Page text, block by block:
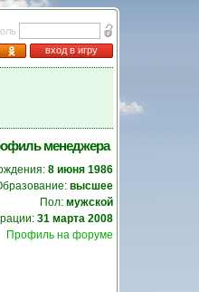
вход в игру
менеджера
8 июня 1986
высшее
Пол: мужской
31 марта 2008
Профиль на форуме